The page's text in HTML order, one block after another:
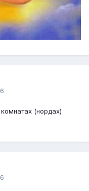
(нордах)